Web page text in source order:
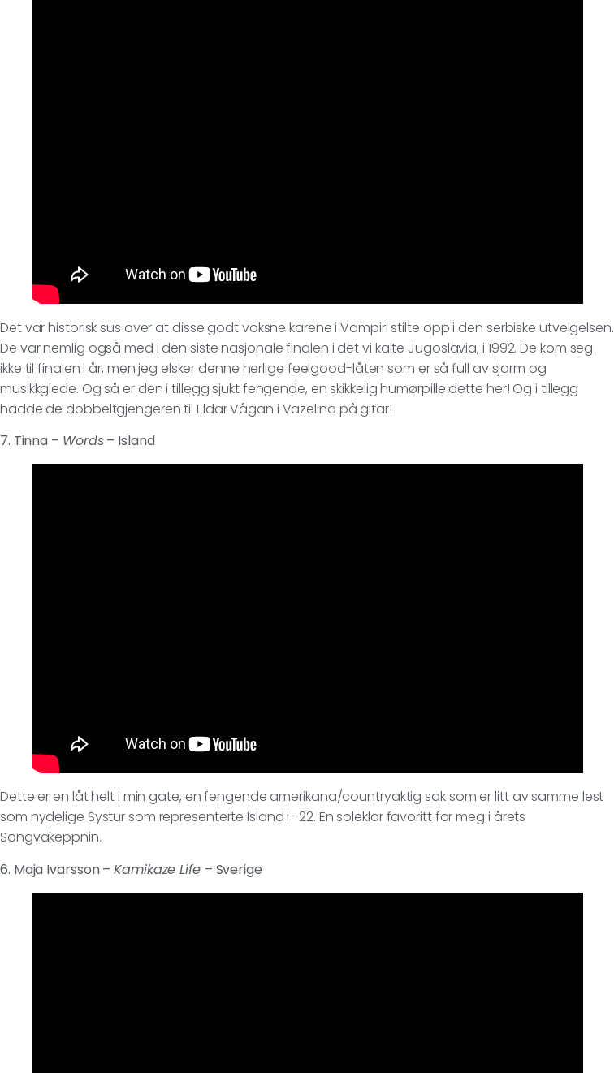
Det var historisk sus over at disse godt voksne karene i Vampiri stilte opp i den serbiske utvelgelsen.
De var nemlig også med i den siste nasjonale finalen i det vi kalte Jugoslavia, i 1992. De kom seg
ikke til finalen i år, men jeg elsker denne herlige feelgood-låten som er så full av sjarm og
musikkglede. Og så er den i tillegg sjukt fengende, en skikkelig humørpille dette her! Og i tillegg
hadde de dobbeltgjengeren til Eldar Vågan i Vazelina på gitar!
7. Tinna – Words– Island
Dette er en låt helt i min gate, en fengende amerikana/countryaktig sak som er litt av samme lest
som nydelige Systur som representerte Island i -22. En soleklar favoritt for meg i årets
Söngvakeppnin.
6. Maja Ivarsson –Kamikaze Life – Sverige